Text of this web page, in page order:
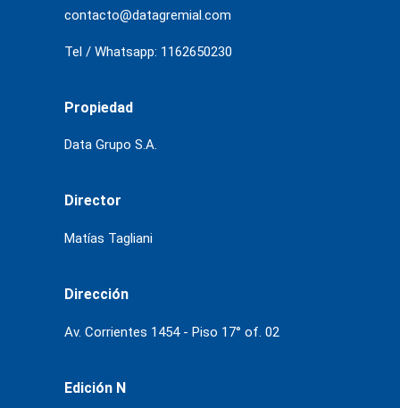
contacto@datagremial.com
Tel / Whatsapp: 1162650230
Propiedad
Data Grupo S.A.
Director
Matías Tagliani
Dirección
Av. Corrientes 1454 - Piso 17° of. 02
Edición N